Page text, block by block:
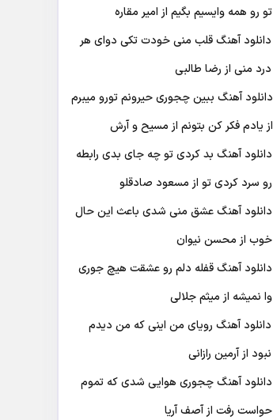
ﺗﻮ رو ﻫﻤﻪ واﻳﺴﻴﻢ ﺑﮕﻴﻢ از امیر مقاره
دانلود آهنگ قلب منی خودت تکی دوای هر
درد منی از رضا طالبی
دانلود آهنگ ببین چجوری حیرونم تورو میبرم
از یادم فکر کن بتونم از مسیح و آرش
دانلود آهنگ بد کردی تو چه جای بدی رابطه
رو سرد کردی تو از مسعود صادقلو
دانلود آهنگ عشق منی شدی باعث این حال
خوب از محسن نیوان
دانلود آهنگ قفله دلم رو عشقت هیچ جوری
وا نمیشه از میثم جلالی
دانلود آهنگ رویای من اینی که من دیدم
نبود از آرمین رازانی
دانلود آهنگ ﭼﺠﻮری ﻫﻮاﻳﻰ ﺷﺪی ﻛﻪ ﺗﻤﻮم
ﺣﻮاﺳﺖ رﻓﺖ از آصف آریا